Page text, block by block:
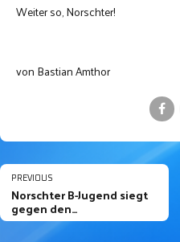
Weiter so, Norschter!
von Bastian Amthor
PREVIOUS
Norschter B-Jugend siegt
gegen den
Tabellenzweiten
Hochheim/Wicker mit